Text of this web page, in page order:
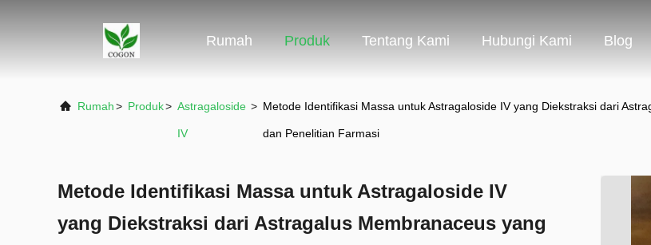
Rumah Produk Tentang Kami Hubungi Kami Blog
Rumah> Produk> Astragaloside
IV
> Metode Identifikasi Massa untuk Astragaloside IV yang Diekstraksi dari
dan Penelitian Farmasi
Metode Identifikasi Massa untuk Astragaloside IV
yang Diekstraksi dari Astragalus Membranaceus yang